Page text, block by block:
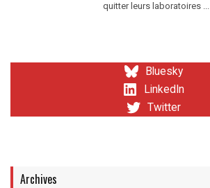
quitter leurs laboratoires ...
Bluesky
LinkedIn
Twitter
Archives